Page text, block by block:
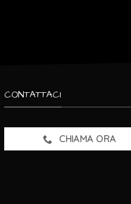
CONTATTACI
CHIAMA ORA